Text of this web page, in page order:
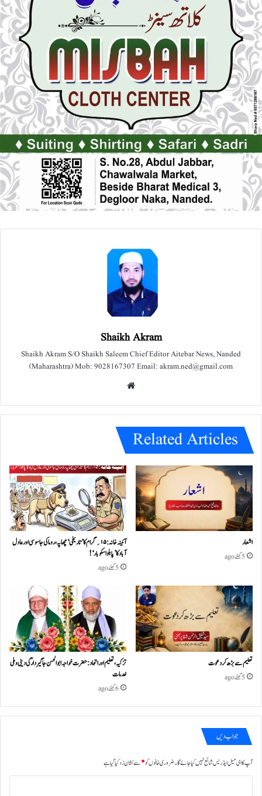
Shaikh Akram
Shaikh Akram S/O Shaikh Saleem Chief Editor Aitebar News, Nanded
(Maharashtra) Mob: 9028167307 Email: akram.ned@gmail.com
e
Related Articles
اشعار
5 گھنٹے ago
آئینہ خانہ :۱۵؍گرام کا ’تاریخی‘ چھاپہ، روما کی جاسوسی اور عادل
آباد کا ’پابلو اسکوبار‘!
5 گھنٹے ago
تعلیم سے بڑھ کر دعوت
5 گھنٹے ago
تزکیہ، تعلیم اور اتحاد: حضرت خواجہ ابو الحسن جاگیردارؒ کی دینی و ملی
خدمات
6 گھنٹے ago
جواب دیں
آپ کا ای میل ایڈریس شائع نہیں کیا جائے گا۔ضروری خانوں کو*سے نشان زد کیا گیا ہے